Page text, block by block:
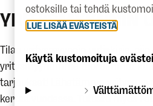
YRITYSMYYNNIN
Tilaa
yritysmyyntimme tuoreimmat
tarjoukset! Lähetämme
kertaa vuodessa. Tutustu myös
ostoksille tai tehdä
LUE LISÄÄ EVÄSTEISTÄ
Käytä kustomoituja